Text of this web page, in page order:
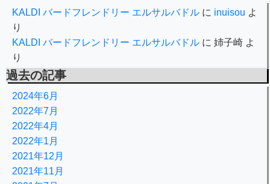
KALDI バードフレンドリー エルサルバドル に inuisou よ
り
KALDI バードフレンドリー エルサルバドル に 姉子崎 よ
り
過去の記事
2024年6月
2022年7月
2022年4月
2022年1月
2021年12月
2021年11月